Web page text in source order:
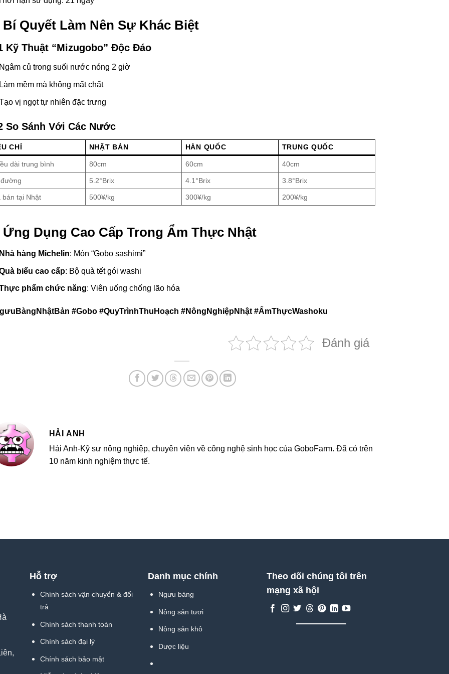
Bí Quyết Làm Nên Sự Khác Biệt
Kỹ Thuật “Mizugobo” Độc Đáo
củ trong suối nước nóng 2 giờ
mềm mà không mất chất
vị ngọt tự nhiên đặc trưng
So Sánh Với Các Nước
CHÍ NHẬT BẢN HÀN QUỐC TRUNG QUỐC
dài trung bình 80cm 60cm 40cm
5.2°Brix 4.1°Brix 3.8°Brix
bán tại Nhật 500¥/kg 300¥/kg 200¥/kg
Ứng Dụng Cao Cấp Trong Ẩm Thực Nhật
hàng Michelin: Món “Gobo sashimi”
biếu cao cấp: Bộ quà tết gói washi
phẩm chức năng: Viên uống chống lão hóa
#Gobo #QuyTrìnhThuHoạch #NôngNghiệpNhật #ẨmThựcWashoku
Đánh giá
HẢI ANH
Hải Anh-Kỹ sư nông nghiệp, chuyên viên về công nghệ sinh học của GoboFarm. Đã có trên
10 năm kinh nghiệm thực tế.
Hỗ trợ
Chính sách vận chuyển & đổi
trả
Chính sách thanh toán
Chính sách đại lý
Chính sách bảo mật
Danh mục chính
Ngưu bàng
Nông sản tươi
Nông sản khô
Dược liệu
Theo dõi chúng tôi trên
mạng xã hội